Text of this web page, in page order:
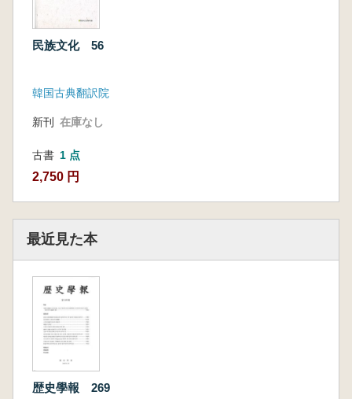
民族文化 56
韓国古典翻訳院
新刊 在庫なし
古書 1 点
2,750 円
最近見た本
歴史學報 269